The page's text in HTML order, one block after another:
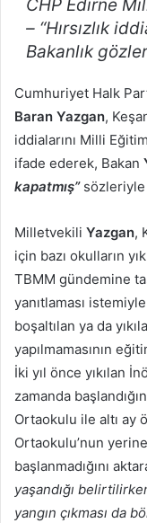
CHP Edirne
– “Hırsızlık
Bakanlık
Cumhuriyet Halk
Baran Yazgan,
iddialarını Milli
ifade ederek, Bakan
kapatmış”sözleriyle
Milletvekili Yazgan,
için bazı okulların
TBMM gündemine
yanıtlaması
boşaltılan ya da
yapılmamasının
İki yıl önce yıkılan
zamanda
Ortaokulu ile altı ay
Ortaokulu’nun
başlanmadığını
yaşandığı
yangın çıkması da